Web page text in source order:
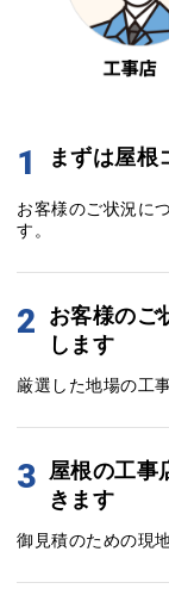
1 まずは屋根
お客様のご状況に
す。
2
お客様のご
します
厳選した地場の工
3 屋根の工事
きます
御見積のための現